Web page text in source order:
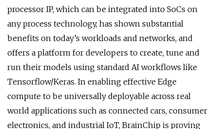
processor IP, which can be integrated into SoCs on
any process technology, has shown substantial
benefits on today’s workloads and networks, and
offers a platform for developers to create, tune and
run their models using standard AI workflows like
Tensorflow/Keras. In enabling effective Edge
compute to be universally deployable across real
world applications such as connected cars, consumer
electronics, and industrial IoT, BrainChip is proving